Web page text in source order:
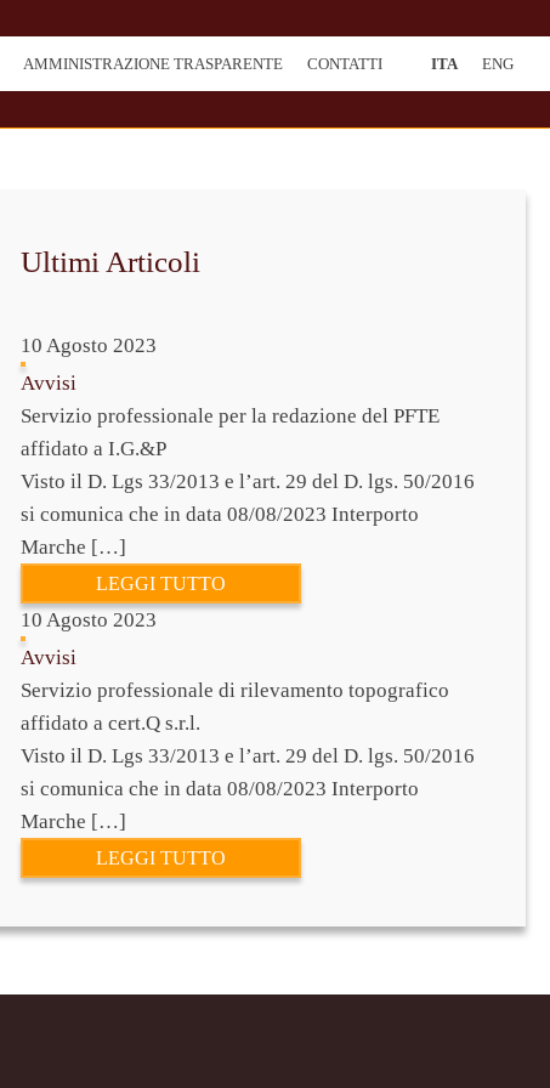
AMMINISTRAZIONE TRASPARENTE CONTATTI ITA ENG
Ultimi Articoli
10 Agosto 2023
Avvisi
Servizio professionale per la redazione del PFTE
affidato a I.G.&P
Visto il D. Lgs 33/2013 e l’art. 29 del D. lgs. 50/2016
si comunica che in data 08/08/2023 Interporto
Marche […]
LEGGI TUTTO
10 Agosto 2023
Avvisi
Servizio professionale di rilevamento topografico
affidato a cert.Q s.r.l.
Visto il D. Lgs 33/2013 e l’art. 29 del D. lgs. 50/2016
si comunica che in data 08/08/2023 Interporto
Marche […]
LEGGI TUTTO